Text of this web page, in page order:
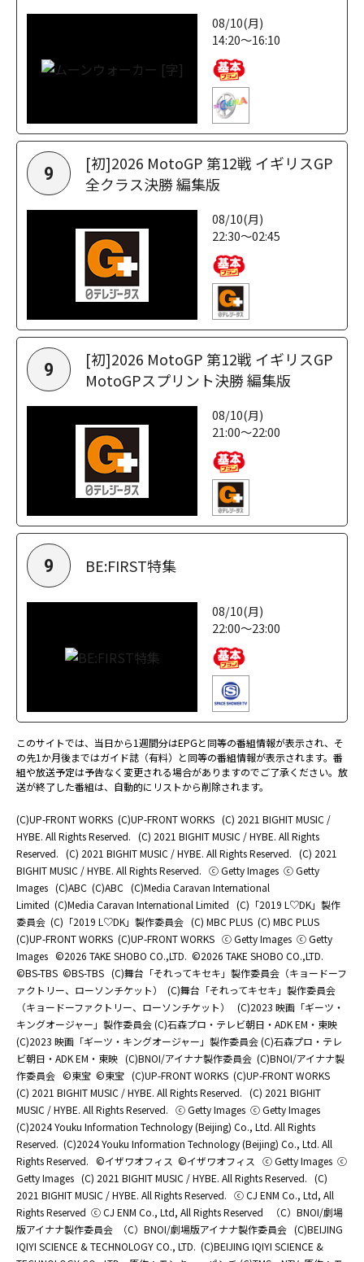
08/10(月)
14:20～16:10
9
[初]2026 MotoGP 第12戦 イギリスGP
全クラス決勝 編集版
08/10(月)
22:30～02:45
9
[初]2026 MotoGP 第12戦 イギリスGP
MotoGPスプリント決勝 編集版
08/10(月)
21:00～22:00
9 BE:FIRST特集
08/10(月)
22:00～23:00
このサイトでは、当日から1週間分はEPGと同等の番組情報が表示され、そ
の先1か月後まではガイド誌（有料）と同等の番組情報が表示されます。番
組や放送予定は予告なく変更される場合がありますのでご了承ください。放
送が終了した番組は、自動的にリストから削除されます。
(C)UP-FRONT WORKS (C)UP-FRONT WORKS (C) 2021 BIGHIT MUSIC /
HYBE. All Rights Reserved. (C) 2021 BIGHIT MUSIC / HYBE. All Rights
Reserved. (C) 2021 BIGHIT MUSIC / HYBE. All Rights Reserved. (C) 2021
BIGHIT MUSIC / HYBE. All Rights Reserved. ⓒ Getty Images ⓒ Getty
Images (C)ABC (C)ABC (C)Media Caravan International
Limited (C)Media Caravan International Limited (C)「2019 L♡DK」製作
委員会 (C)「2019 L♡DK」製作委員会 (C) MBC PLUS (C) MBC PLUS
(C)UP-FRONT WORKS (C)UP-FRONT WORKS ⓒ Getty Images ⓒ Getty
Images ©2026 TAKE SHOBO CO.,LTD. ©2026 TAKE SHOBO CO.,LTD.
©BS-TBS ©BS-TBS (C)舞台「それってキセキ」製作委員会（キョードーフ
ァクトリー、ローソンチケット）
(C)舞台「それってキセキ」製作委員会
（キョードーファクトリー、ローソンチケット）
(C)2023 映画「ギーツ・
キングオージャー」製作委員会 (C)石森プロ・テレビ朝日・ADK EM・東映
(C)2023 映画「ギーツ・キングオージャー」製作委員会 (C)石森プロ・テレ
ビ朝日・ADK EM・東映 (C)BNOI/アイナナ製作委員会 (C)BNOI/アイナナ製
作委員会 ©東宝 ©東宝 (C)UP-FRONT WORKS (C)UP-FRONT WORKS
(C) 2021 BIGHIT MUSIC / HYBE. All Rights Reserved. (C) 2021 BIGHIT
MUSIC / HYBE. All Rights Reserved. ⓒ Getty Images ⓒ Getty Images
(C)2024 Youku Information Technology (Beijing) Co., Ltd. All Rights
Reserved. (C)2024 Youku Information Technology (Beijing) Co., Ltd. All
Rights Reserved. ©イザワオフィス ©イザワオフィス ⓒ Getty Images ⓒ
Getty Images (C) 2021 BIGHIT MUSIC / HYBE. All Rights Reserved. (C)
2021 BIGHIT MUSIC / HYBE. All Rights Reserved. ⓒ CJ ENM Co., Ltd, All
Rights Reserved ⓒ CJ ENM Co., Ltd, All Rights Reserved
（C）BNOI/劇場
版アイナナ製作委員会
（C）BNOI/劇場版アイナナ製作委員会 (C)BEIJING
IQIYI SCIENCE & TECHNOLOGY CO., LTD. (C)BEIJING IQIYI SCIENCE &